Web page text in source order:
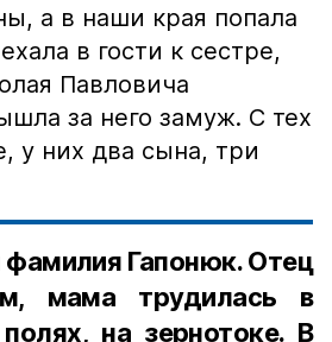
а в наши края попала
в гости к сестре,
Павловича
за него замуж. С тех
у них два сына, три
Гапонюк. Отец
мама трудилась в
на зернотоке. В